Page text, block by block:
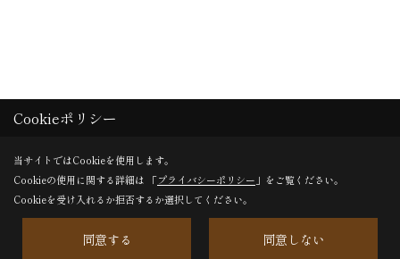
Cookieポリシー
当サイトではCookieを使用します。
Cookieの使用に関する詳細は 「プライバシーポリシー 」をご覧ください。
Cookieを受け入れるか拒否するか選択してください。
同意する 同意しない